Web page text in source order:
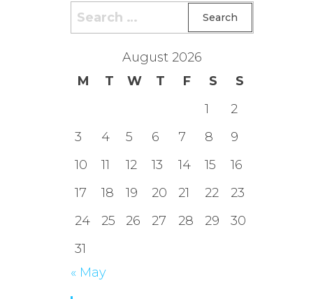
Search
for:
August 2026
M
T W T F S
S
1
2
3
4 5 6 7 8
9
10
11 12 13 14 15
16
17
18 19 20 21 22
23
24
25 26 27 28 29
30
31
« May